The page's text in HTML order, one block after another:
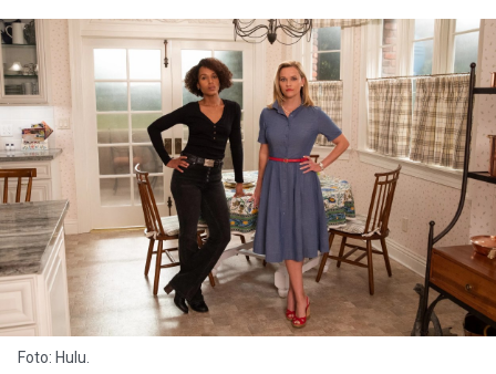
Foto: Hulu.